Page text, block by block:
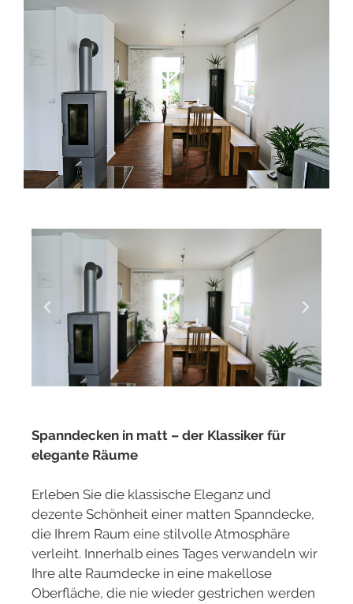
Spanndecken in matt – der Klassiker für
elegante Räume
Erleben Sie die klassische Eleganz und
dezente Schönheit einer matten Spanndecke,
die Ihrem Raum eine stilvolle Atmosphäre
verleiht. Innerhalb eines Tages verwandeln wir
Ihre alte Raumdecke in eine makellose
Oberfläche, die nie wieder gestrichen werden